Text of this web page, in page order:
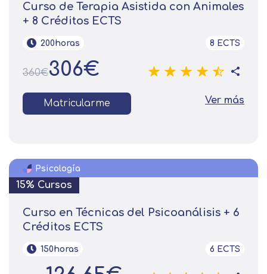
Curso de Terapia Asistida con Animales
+ 8 Créditos ECTS
200horas 8 ECTS
360€306€
Matricularme Ver más
Psicología
15% Cursos
Curso en Técnicas del Psicoanálisis + 6
Créditos ECTS
150horas 6 ECTS